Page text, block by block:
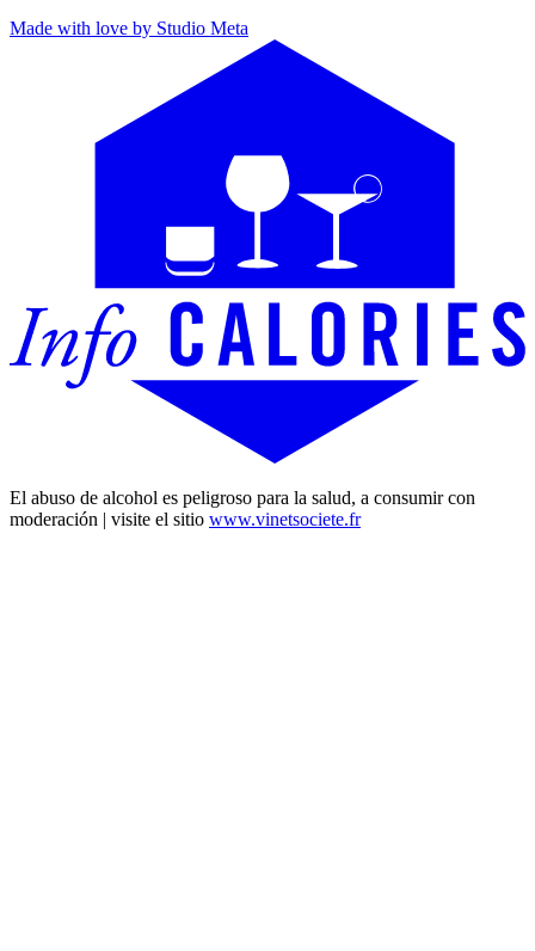
Made with love by Studio Meta
El abuso de alcohol es peligroso para la salud, a consumir con
moderación | visite el sitio www.vinetsociete.fr